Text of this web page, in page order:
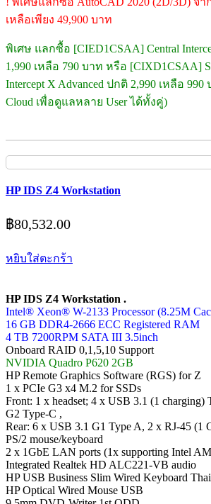
เหลือเพียง 49,900 บาท
พิเศษ แลกซื้อ [CIED1CSAA] Central
1,990 เหลือ 790 บาท หรือ [CIXD1CSAA]
Intercept X Advanced ปกติ 2,990 เหลือ
Cloud เพื่อดูแลหลาย User ได้ทั้งคู่)
HP IDS Z4 Workstation
฿80,532.00
หยิบใส่ตะกร้า
HP IDS Z4 Workstation .
Intel® Xeon® W-2133 Processor (8.25M
16 GB DDR4-2666 ECC Registered RAM
4 TB 7200RPM SATA III 3.5inch
Onboard RAID 0,1,5,10 Support
NVIDIA Quadro P620 2GB
HP Remote Graphics Software (RGS) for Z
1 x PCIe G3 x4 M.2 for SSDs
Front: 1 x headset; 4 x USB 3.1 (1 charging)
G2 Type-C ,
Rear: 6 x USB 3.1 G1 Type A, 2 x RJ-45 (1
PS/2 mouse/keyboard
2 x 1GbE LAN ports (1x supporting Intel
Integrated Realtek HD ALC221-VB audio
HP USB Business Slim Wired Keyboard Thai
HP Optical Wired Mouse USB